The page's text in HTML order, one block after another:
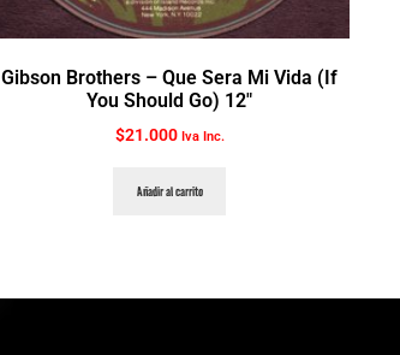
Gibson Brothers ‎– Que Sera Mi Vida (If
You Should Go) 12″
$21.000 Iva Inc.
Añadir al carrito